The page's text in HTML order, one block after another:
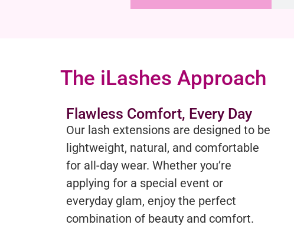
The iLashes Approach
Flawless Comfort, Every Day
Our lash extensions are designed to be
lightweight, natural, and comfortable
for all-day wear. Whether you’re
applying for a special event or
everyday glam, enjoy the perfect
combination of beauty and comfort.